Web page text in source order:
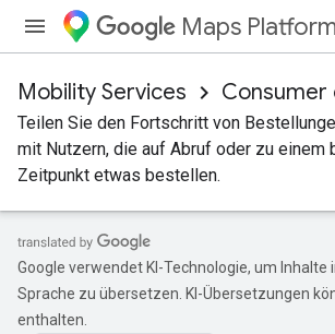
Maps
Mobility Services Consumer
Teilen Sie den Fortschritt von
mit Nutzern, die auf Abruf oder zu einem
Zeitpunkt etwas bestellen.
Google verwendet KI-Technologie, um Inhalte
Sprache zu übersetzen. KI-Übersetzungen
enthalten.